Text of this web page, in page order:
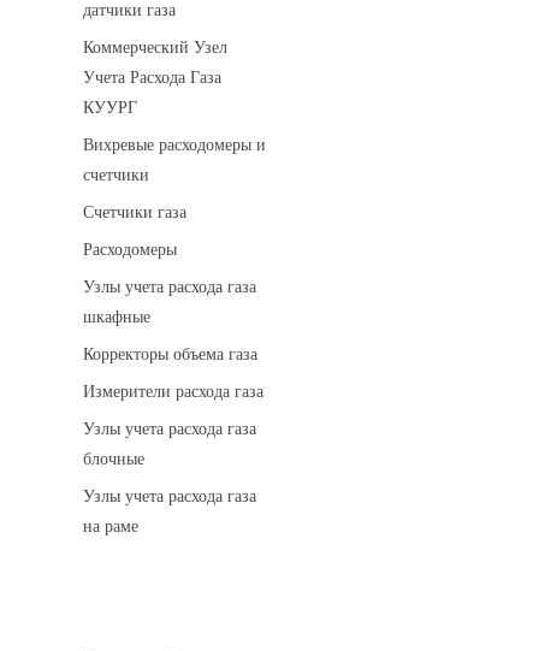
датчики газа
Коммерческий Узел
Учета Расхода Газа
КУУРГ
Вихревые расходомеры и
счетчики
Счетчики газа
Расходомеры
Узлы учета расхода газа
шкафные
Корректоры объема газа
Измерители расхода газа
Узлы учета расхода газа
блочные
Узлы учета расхода газа
на раме